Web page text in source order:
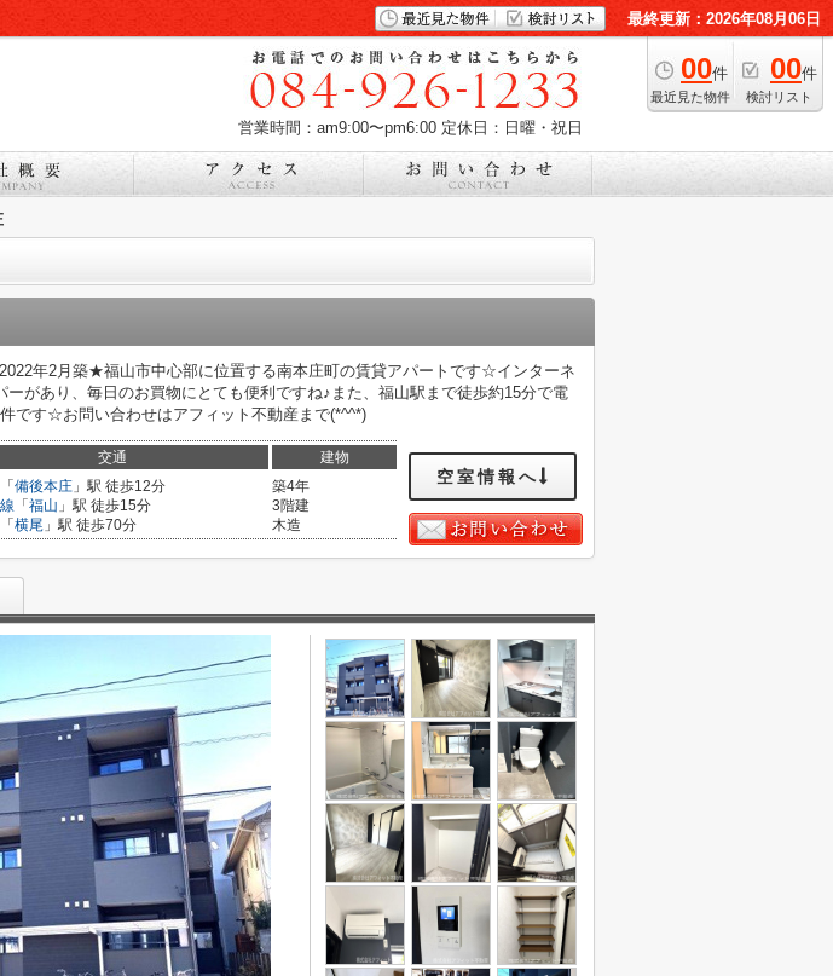
最終更新：2026年08月06日
00件
最近見た物件
00件
検討リスト
営業時間：am9:00〜pm6:00 定休日：日曜・祝日
年2月築★福山市中心部に位置する南本庄町の賃貸アパートです☆インターネ
ーがあり、毎日のお買物にとても便利ですね♪また、福山駅まで徒歩約15分で電
です☆お問い合わせはアフィット不動産まで(*^^*)
交通 建物
「 備後本庄 」駅 徒歩12分
「 福山 」駅 徒歩15分
「 横尾 」駅 徒歩70分
築4年
3階建
木造
空室情報へ